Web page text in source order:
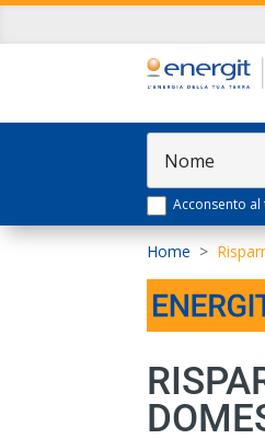
Acconsento
Home >